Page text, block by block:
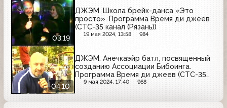
03:19
ДЖЭМ. Школа брейк-данса «Это
просто». Программа Время ди джеев
(СТС-35 канал (Рязань))
19 мая 2024, 13:58 984
04:10
ДЖЭМ. Анечкаэйр батл, посвященный
созданию Ассоциации Бибоинга.
Программа Время ди джеев (СТС-35
канал (Рязань))
9 мая 2024, 17:40 968